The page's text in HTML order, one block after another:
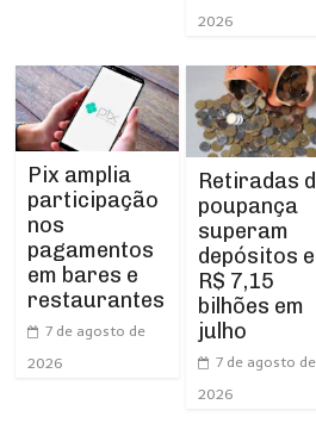
2026
Pix amplia
participação
nos
pagamentos
em bares e
restaurantes
7 de agosto de
2026
Retiradas
poupança
superam
depósitos
R$ 7,15
bilhões em
julho
7 de agosto de
2026